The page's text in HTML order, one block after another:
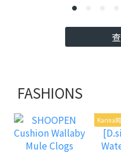
FASHIONS
Karina